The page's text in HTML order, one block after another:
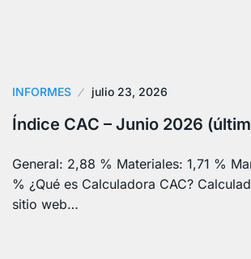
INFORMES julio 23, 2026
Índice CAC – Junio 2026
General: 2,88 % Materiales: 1,71 %
% ¿Qué es Calculadora CAC?
sitio web…